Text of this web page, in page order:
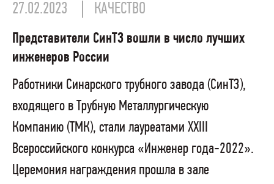
27.02.2023 КАЧЕСТВО
Представители СинТЗ вошли в число лучших
инженеров России
Работники Синарского трубного завода (СинТЗ),
входящего в Трубную Металлургическую
Компанию (ТМК), стали лауреатами XХIII
Всероссийского конкурса «Инженер года-2022».
Церемония награждения прошла в зале